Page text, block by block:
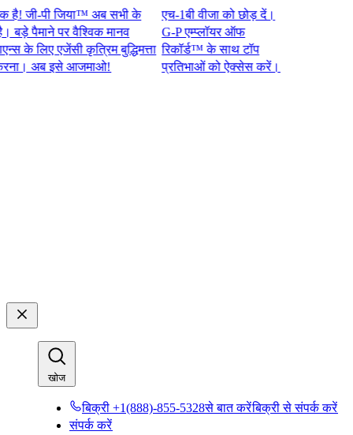
पी जिया™ अब सभी के
पैमाने पर वैश्विक मानव
लिए एजेंसी कृत्रिम बुद्धिमत्ता
अब इसे आजमाओ!​​
एच-1बी वीजा को छोड़ दें।
G-P एम्प्लॉयर ऑफ
रिकॉर्ड™ के साथ टॉप
प्रतिभाओं को ऐक्सेस करें।​​
खोज​​
बिक्री +1(888)-855-5328से बात करें​​बिक्री से संपर्क करें​​
संपर्क करें​​